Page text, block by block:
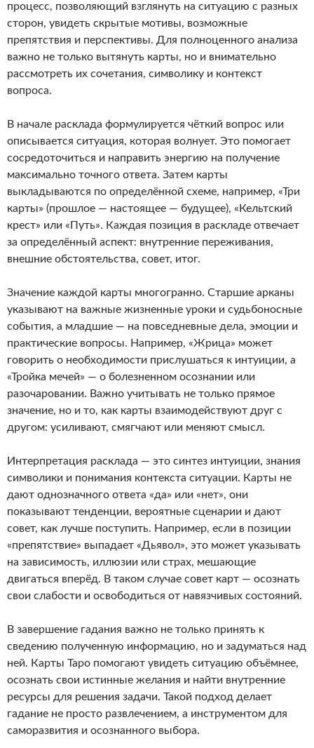
процесс, позволяющий взглянуть на ситуацию с разных
сторон, увидеть скрытые мотивы, возможные
препятствия и перспективы. Для полноценного анализа
важно не только вытянуть карты, но и внимательно
рассмотреть их сочетания, символику и контекст
вопроса.
В начале расклада формулируется чёткий вопрос или
описывается ситуация, которая волнует. Это помогает
сосредоточиться и направить энергию на получение
максимально точного ответа. Затем карты
выкладываются по определённой схеме, например, «Три
карты» (прошлое — настоящее — будущее), «Кельтский
крест» или «Путь». Каждая позиция в раскладе отвечает
за определённый аспект: внутренние переживания,
внешние обстоятельства, совет, итог.
Значение каждой карты многогранно. Старшие арканы
указывают на важные жизненные уроки и судьбоносные
события, а младшие — на повседневные дела, эмоции и
практические вопросы. Например, «Жрица» может
говорить о необходимости прислушаться к интуиции, а
«Тройка мечей» — о болезненном осознании или
разочаровании. Важно учитывать не только прямое
значение, но и то, как карты взаимодействуют друг с
другом: усиливают, смягчают или меняют смысл.
Интерпретация расклада — это синтез интуиции, знания
символики и понимания контекста ситуации. Карты не
дают однозначного ответа «да» или «нет», они
показывают тенденции, вероятные сценарии и дают
совет, как лучше поступить. Например, если в позиции
«препятствие» выпадает «Дьявол», это может указывать
на зависимость, иллюзии или страх, мешающие
двигаться вперёд. В таком случае совет карт — осознать
свои слабости и освободиться от навязчивых состояний.
В завершение гадания важно не только принять к
сведению полученную информацию, но и задуматься над
ней. Карты Таро помогают увидеть ситуацию объёмнее,
осознать свои истинные желания и найти внутренние
ресурсы для решения задачи. Такой подход делает
гадание не просто развлечением, а инструментом для
саморазвития и осознанного выбора.